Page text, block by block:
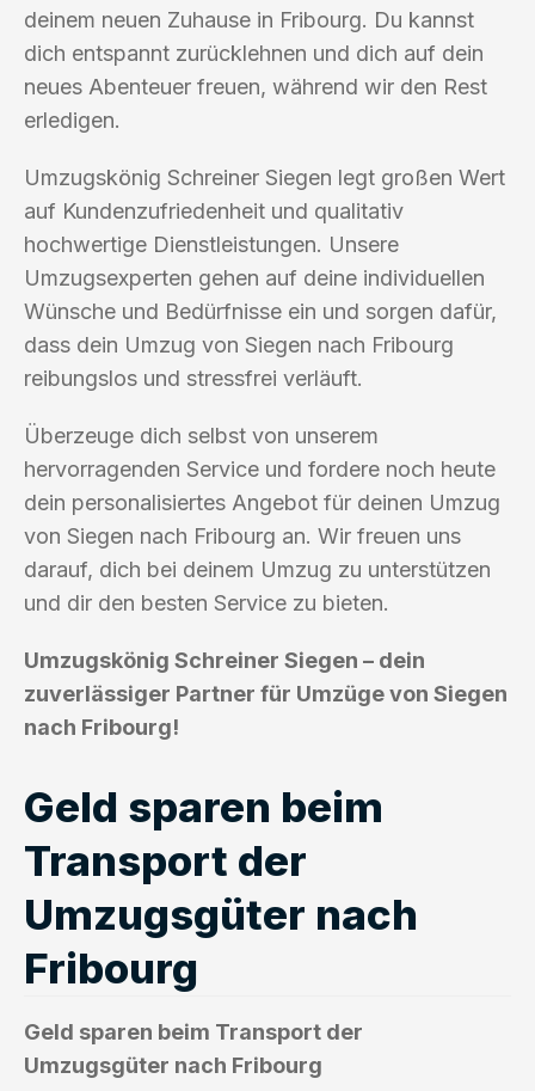
deinem neuen Zuhause in Fribourg. Du kannst
dich entspannt zurücklehnen und dich auf dein
neues Abenteuer freuen, während wir den Rest
erledigen.
Umzugskönig Schreiner Siegen legt großen Wert
auf Kundenzufriedenheit und qualitativ
hochwertige Dienstleistungen. Unsere
Umzugsexperten gehen auf deine individuellen
Wünsche und Bedürfnisse ein und sorgen dafür,
dass dein Umzug von Siegen nach Fribourg
reibungslos und stressfrei verläuft.
Überzeuge dich selbst von unserem
hervorragenden Service und fordere noch heute
dein personalisiertes Angebot für deinen Umzug
von Siegen nach Fribourg an. Wir freuen uns
darauf, dich bei deinem Umzug zu unterstützen
und dir den besten Service zu bieten.
Umzugskönig Schreiner Siegen – dein
zuverlässiger Partner für Umzüge von Siegen
nach Fribourg!
Geld sparen beim
Transport der
Umzugsgüter nach
Fribourg
Geld sparen beim Transport der
Umzugsgüter nach Fribourg